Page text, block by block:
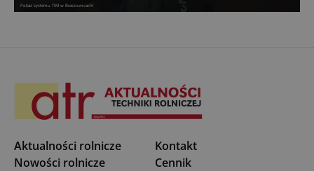
Pokaz systemu TIM w Braszowicach!
Aktualności rolnicze
Nowości rolnicze
Kontakt
Cennik